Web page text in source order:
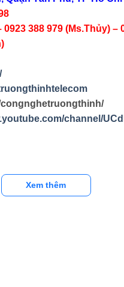
388 979 (Ms.Thủy) –
channel/
Xem thêm